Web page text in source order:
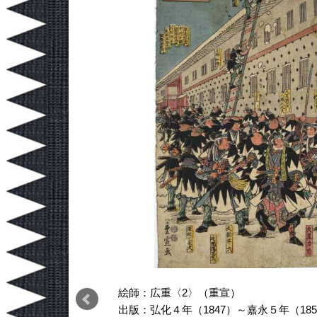
絵師：広重〈2〉（重宣）
出版：弘化４年（1847）～嘉永５年（